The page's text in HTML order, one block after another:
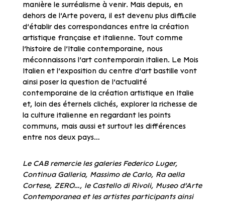
manière le surréalisme à venir. Mais depuis, en
dehors de l’Arte povera, il est devenu plus difficile
d’établir des correspondances entre la création
artistique française et italienne. Tout comme
l’histoire de l’Italie contemporaine, nous
méconnaissons l’art contemporain italien. Le Mois
Italien et l’exposition du centre d’art bastille vont
ainsi poser la question de l’actualité
contemporaine de la création artistique en Italie
et, loin des éternels clichés, explorer la richesse de
la culture italienne en regardant les points
communs, mais aussi et surtout les différences
entre nos deux pays…
Le CAB remercie les galeries Federico Luger,
Continua Galleria, Massimo de Carlo, Ra aella
Cortese, ZERO…, le Castello di Rivoli, Museo d’Arte
Contemporanea et les artistes participants ainsi